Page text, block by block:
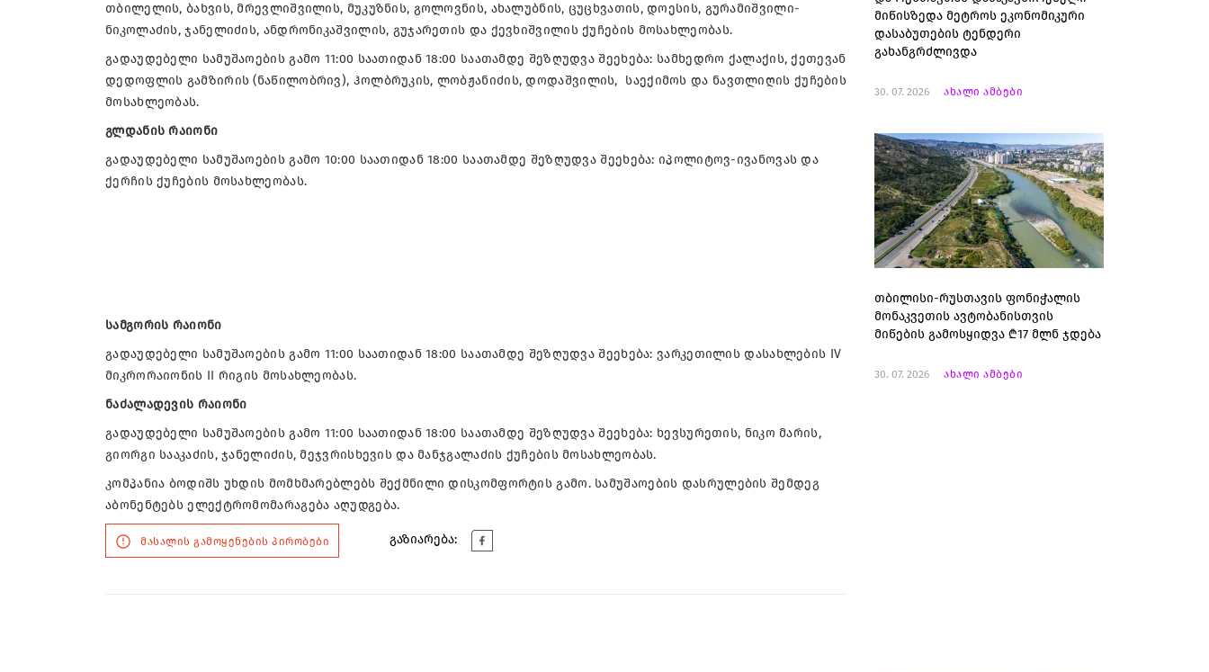
თბილელის, ბახვის, მრევლიშვილის, მუკუზნის, გოლოვნის, ახალუბნის, ცუცხვათის, დოესის, გურამიშვილი-
ნიკოლაძის, ჯანელიძის, ანდრონიკაშვილის, გუჯარეთის და ქევხიშვილის ქუჩების მოსახლეობას.
გადაუდებელი სამუშაოების გამო 11:00 საათიდან 18:00 საათამდე შეზღუდვა შეეხება: სამხედრო ქალაქის, ქეთევან
დედოფლის გამზირის (ნაწილობრივ), ჰოლბრუკის, ლობჟანიძის, დოდაშვილის, საექიმოს და ნავთლიღის ქუჩების
მოსახლეობას.
გლდანის რაიონი
გადაუდებელი სამუშაოების გამო 10:00 საათიდან 18:00 საათამდე შეზღუდვა შეეხება: იპოლიტოვ-ივანოვას და
ქერჩის ქუჩების მოსახლეობას.
სამგორის რაიონი
გადაუდებელი სამუშაოების გამო 11:00 საათიდან 18:00 საათამდე შეზღუდვა შეეხება: ვარკეთილის დასახლების IV
მიკრორაიონის II რიგის მოსახლეობას.
ნაძალადევის რაიონი
გადაუდებელი სამუშაოების გამო 11:00 საათიდან 18:00 საათამდე შეზღუდვა შეეხება: ხევსურეთის, ნიკო მარის,
გიორგი სააკაძის, ჯანელიძის, მეჯვრისხევის და მანჯგალაძის ქუჩების მოსახლეობას.
კომპანია ბოდიშს უხდის მომხმარებლებს შექმნილი დისკომფორტის გამო. სამუშაოების დასრულების შემდეგ
აბონენტებს ელექტრომომარაგება აღუდგება.
მასალის გამოყენების პირობები გაზიარება:
მიწისზედა მეტროს ეკონომიკური
დასაბუთების ტენდერი
გახანგრძლივდა
30. 07. 2026 ახალი ამბები
თბილისი-რუსთავის ფონიჭალის
მონაკვეთის ავტობანისთვის
მიწების გამოსყიდვა ₾17 მლნ ჯდება
30. 07. 2026 ახალი ამბები